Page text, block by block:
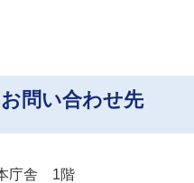
問い合わせ先
庁舎 1階